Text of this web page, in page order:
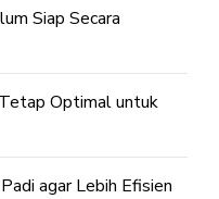
Siap Secara
Optimal untuk
agar Lebih Efisien